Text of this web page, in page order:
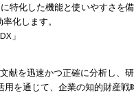
特化した機能と使いやすさ
化します。
」
献を迅速かつ正確に分析し
を通じて、企業の知的財産戦